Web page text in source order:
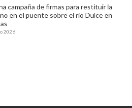
campaña de firmas para restituir la
en el puente sobre el río Dulce en
2026